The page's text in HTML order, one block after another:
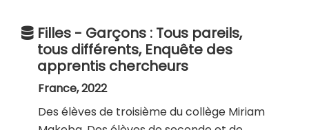
Filles - Garçons : Tous pareils,
tous différents, Enquête des
apprentis chercheurs
France, 2022
Des élèves de troisième du collège Miriam